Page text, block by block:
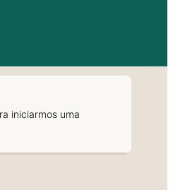
iniciarmos uma